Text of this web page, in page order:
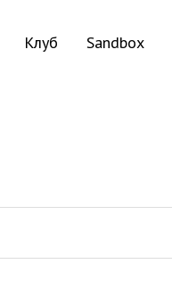
Клуб Sandbox